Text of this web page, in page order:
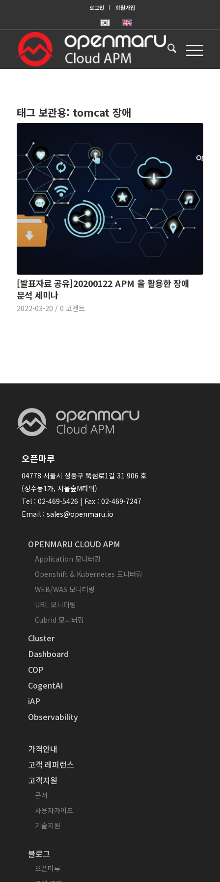
로그인 회원가입
태그 보관용: tomcat 장애
[발표자료 공유]20200122 APM 을 활용한 장애
분석 세미나
2022-03-20 / 0 코멘트
오픈마루
04778 서울시 성동구 뚝섬로1길 31 906 호
(성수동1가, 서울숲M타워)
Tel : 02-469-5426 | Fax : 02-469-7247
Email : sales@openmaru.io
OPENMARU CLOUD APM
Application 모니터링
Openshift & Kubernetes 모니터링
WEB/WAS 모니터링
URL 모니터링
Cubrid 모니터링
Cluster
Dashboard
COP
CogentAI
iAP
Observability
가격안내
고객 레퍼런스
고객지원
문서
사용자가이드
기술지원
블로그
오픈마루